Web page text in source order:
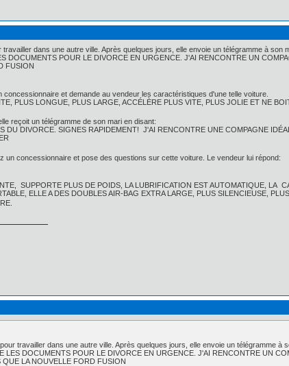
dans une autre ville. Après quelques jours, elle envoie un télégramme à son
DOCUMENTS POUR LE DIVORCE EN URGENCE. J'AI RENCONTRE UN
FUSION
concessionnaire et demande au vendeur les caractéristiques d'une telle voiture.
PLUS LONGUE, PLUS LARGE, ACCÉLÈRE PLUS VITE, PLUS JOLIE ET NE
reçoit un télégramme de son mari en disant:
DU DIVORCE. SIGNES RAPIDEMENT! J'AI RENCONTRE UNE COMPAGNE
un concessionnaire et pose des questions sur cette voiture. Le vendeur lui répond:
SUPPORTE PLUS DE POIDS, LA LUBRIFICATION EST AUTOMATIQUE, LA
ELLE A DES DOUBLES AIR-BAG EXTRA LARGE, PLUS SILENCIEUSE,
travailler dans une autre ville. Après quelques jours, elle envoie un télégramme à
LES DOCUMENTS POUR LE DIVORCE EN URGENCE. J'AI RENCONTRE UN
LA NOUVELLE FORD FUSION